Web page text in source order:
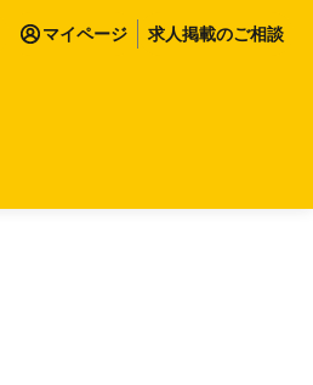
マイページ 求人掲載のご相談